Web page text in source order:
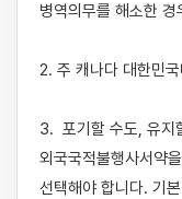
병역의무를 해소한
2. 주 캐나다 대한민
3.  포기할 수도, 유지
외국국적불행사서약
선택해야 합니다. 기